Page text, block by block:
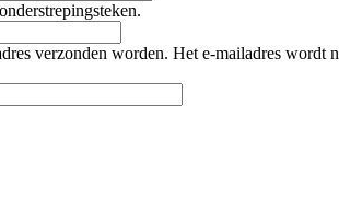
verzonden worden. Het e-mailadres